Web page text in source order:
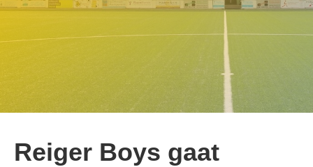
Reiger Boys gaat